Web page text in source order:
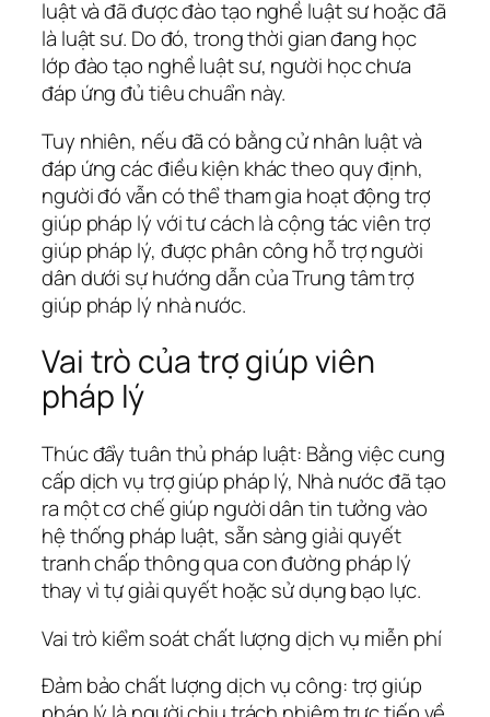
luật và đã được đào tạo nghề luật sư hoặc đã
là luật sư. Do đó, trong thời gian đang học
lớp đào tạo nghề luật sư, người học chưa
đáp ứng đủ tiêu chuẩn này.
Tuy nhiên, nếu đã có bằng cử nhân luật và
đáp ứng các điều kiện khác theo quy định,
người đó vẫn có thể tham gia hoạt động trợ
giúp pháp lý với tư cách là cộng tác viên trợ
giúp pháp lý, được phân công hỗ trợ người
dân dưới sự hướng dẫn của Trung tâm trợ
giúp pháp lý nhà nước.
Vai trò của trợ giúp viên
pháp lý
Thúc đẩy tuân thủ pháp luật: Bằng việc cung
cấp dịch vụ trợ giúp pháp lý, Nhà nước đã tạo
ra một cơ chế giúp người dân tin tưởng vào
hệ thống pháp luật, sẵn sàng giải quyết
tranh chấp thông qua con đường pháp lý
thay vì tự giải quyết hoặc sử dụng bạo lực.
Vai trò kiểm soát chất lượng dịch vụ miễn phí
Đảm bảo chất lượng dịch vụ công: trợ giúp